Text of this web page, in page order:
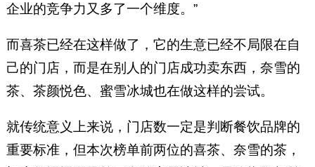
企业的竞争力又多了一个维度。”
而喜茶已经在这样做了，它的生意已经不局限在自
己的门店，而是在别人的门店成功卖东西，奈雪的
茶、茶颜悦色、蜜雪冰城也在做这样的尝试。
就传统意义上来说，门店数一定是判断餐饮品牌的
重要标准，但本次榜单前两位的喜茶、奈雪的茶，